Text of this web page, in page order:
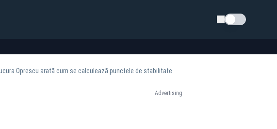
Schimba tema
Oprescu arată cum se calculează punctele de stabilitate
Advertising